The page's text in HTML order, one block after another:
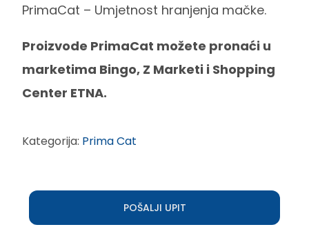
PrimaCat – Umjetnost hranjenja mačke.
Proizvode PrimaCat možete pronaći u
marketima Bingo, Z Marketi i Shopping
Center ETNA.
Kategorija: Prima Cat
POŠALJI UPIT